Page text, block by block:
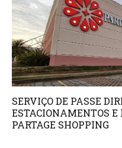
SERVIÇO DE PASSE
ESTACIONAMENTOS E
PARTAGE SHOPPING